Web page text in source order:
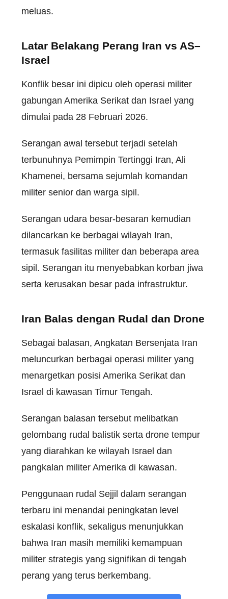
meluas.
Latar Belakang Perang Iran vs AS–
Israel
Konflik besar ini dipicu oleh operasi militer
gabungan Amerika Serikat dan Israel yang
dimulai pada 28 Februari 2026.
Serangan awal tersebut terjadi setelah
terbunuhnya Pemimpin Tertinggi Iran, Ali
Khamenei, bersama sejumlah komandan
militer senior dan warga sipil.
Serangan udara besar-besaran kemudian
dilancarkan ke berbagai wilayah Iran,
termasuk fasilitas militer dan beberapa area
sipil. Serangan itu menyebabkan korban jiwa
serta kerusakan besar pada infrastruktur.
Iran Balas dengan Rudal dan Drone
Sebagai balasan, Angkatan Bersenjata Iran
meluncurkan berbagai operasi militer yang
menargetkan posisi Amerika Serikat dan
Israel di kawasan Timur Tengah.
Serangan balasan tersebut melibatkan
gelombang rudal balistik serta drone tempur
yang diarahkan ke wilayah Israel dan
pangkalan militer Amerika di kawasan.
Penggunaan rudal Sejjil dalam serangan
terbaru ini menandai peningkatan level
eskalasi konflik, sekaligus menunjukkan
bahwa Iran masih memiliki kemampuan
militer strategis yang signifikan di tengah
perang yang terus berkembang.